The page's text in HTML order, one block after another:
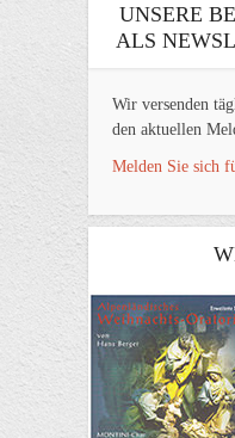
UNSERE
ALS
Wir versenden
den aktuellen
Melden Sie sich